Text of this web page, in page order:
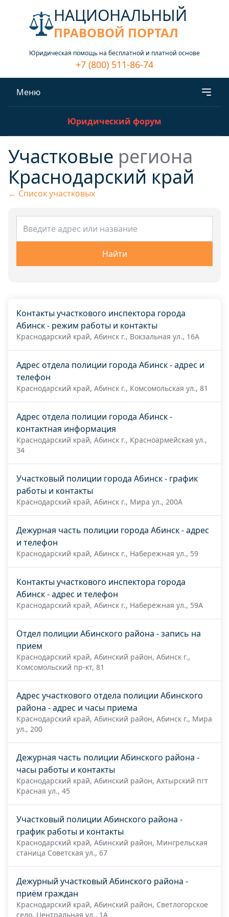
НАЦИОНАЛЬНЫЙ
ПРАВОВОЙ ПОРТАЛ
Юридическая помощь на бесплатной и платной основе
+7 (800) 511-86-74
Меню
Юридический форум
Участковые региона
Краснодарский край
← Список участковых
Найти
Контакты участкового инспектора города
Абинск - режим работы и контакты
Краснодарский край, Абинск г., Вокзальная ул., 16А
Адрес отдела полиции города Абинск - адрес и
телефон
Краснодарский край, Абинск г., Комсомольская ул., 81
Адрес отдела полиции города Абинск -
контактная информация
Краснодарский край, Абинск г., Красноармейская ул.,
34
Участковый полиции города Абинск - график
работы и контакты
Краснодарский край, Абинск г., Мира ул., 200А
Дежурная часть полиции города Абинск - адрес
и телефон
Краснодарский край, Абинск г., Набережная ул., 59
Контакты участкового инспектора города
Абинск - адрес и телефон
Краснодарский край, Абинск г., Набережная ул., 59А
Отдел полиции Абинского района - запись на
прием
Краснодарский край, Абинский район, Абинск г.,
Комсомольский пр-кт, 81
Адрес участкового отдела полиции Абинского
района - адрес и часы приема
Краснодарский край, Абинский район, Абинск г., Мира
ул., 200
Дежурная часть полиции Абинского района -
часы работы и контакты
Краснодарский край, Абинский район, Ахтырский пгт
Красная ул., 45
Участковый полиции Абинского района -
график работы и контакты
Краснодарский край, Абинский район, Мингрельская
станица Советская ул., 67
Дежурный участковый Абинского района -
приём граждан
Краснодарский край, Абинский район, Светлогорское
село, Центральная ул., 1А